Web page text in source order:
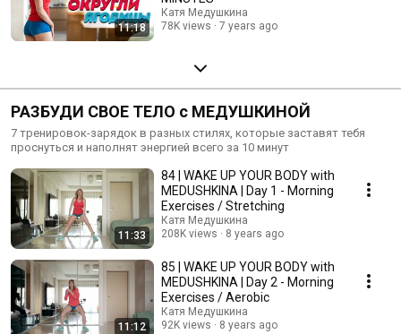
11:18
Катя Медушкина
78K views
7 years ago
РАЗБУДИ СВОЕ ТЕЛО с МЕДУШКИНОЙ
7 тренировок-зарядок в разных стилях, которые заставят тебя
проснуться и наполнят энергией всего за 10 минут
11:33
84 | WAKE UP YOUR BODY with
MEDUSHKINA | Day 1 - Morning
Exercises / Stretching
Катя Медушкина
208K views
8 years ago
11:12
85 | WAKE UP YOUR BODY with
MEDUSHKINA | Day 2 - Morning
Exercises / Aerobic
Катя Медушкина
92K views
8 years ago